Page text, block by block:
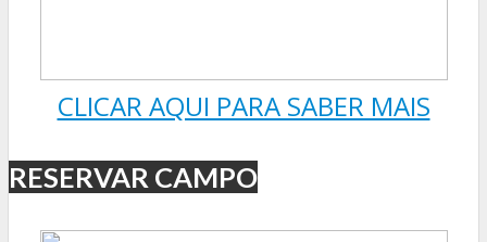
CLICAR AQUI PARA SABER MAIS
RESERVAR CAMPO